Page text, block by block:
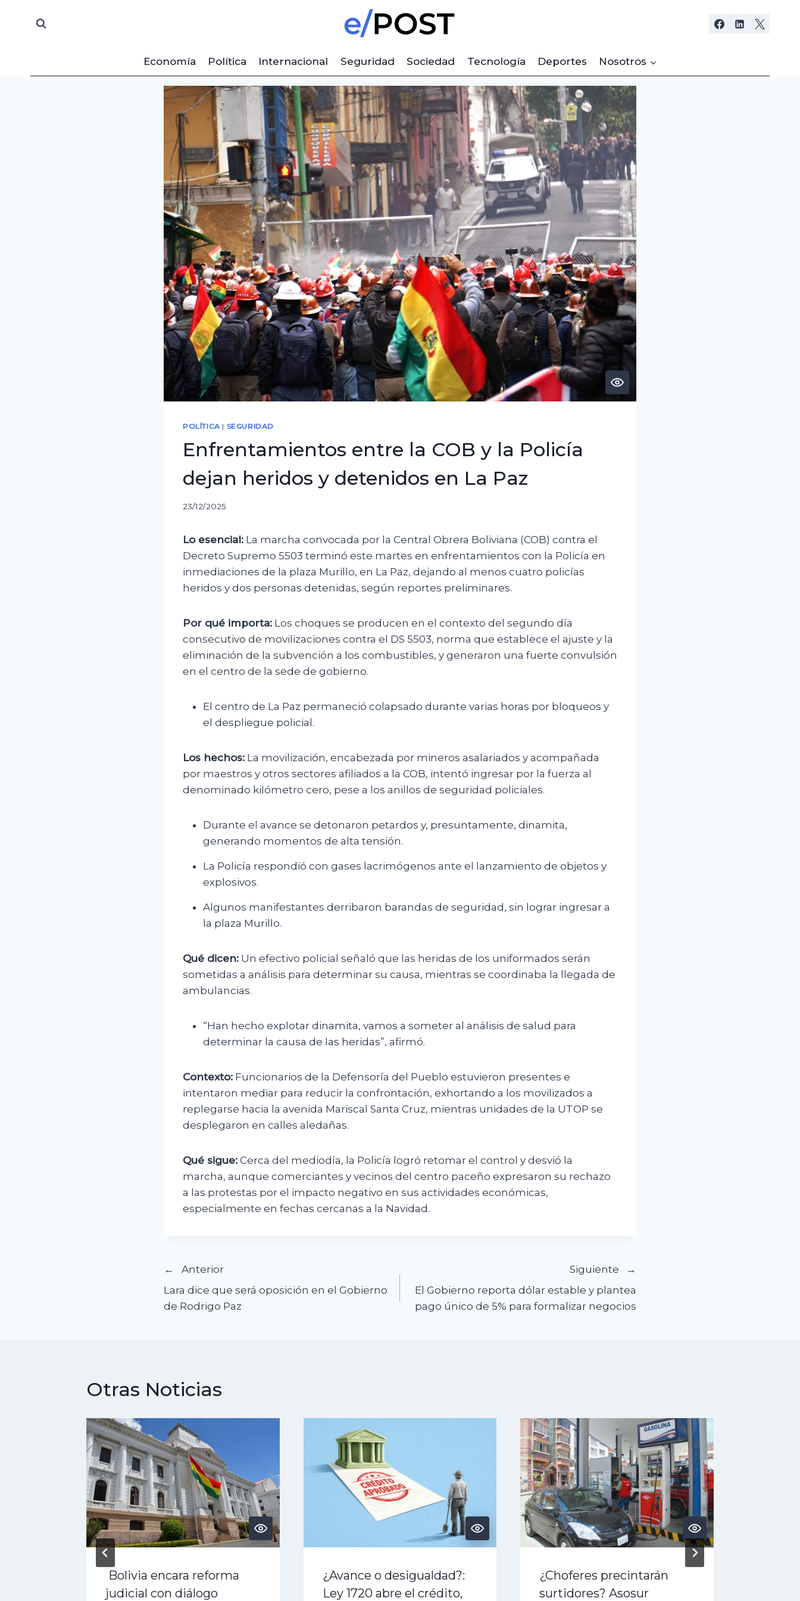
Economía
Política Internacional Seguridad Sociedad Tecnología Deportes Nosotros
POLÍTICA | SEGURIDAD
Enfrentamientos entre la COB y la Policía
dejan heridos y detenidos en La Paz
23/12/2025
Lo esencial: La marcha convocada por la Central Obrera Boliviana (COB) contra el
Decreto Supremo 5503 terminó este martes en enfrentamientos con la Policía en
inmediaciones de la plaza Murillo, en La Paz, dejando al menos cuatro policías
heridos y dos personas detenidas, según reportes preliminares.
Por qué importa: Los choques se producen en el contexto del segundo día
consecutivo de movilizaciones contra el DS 5503, norma que establece el ajuste y la
eliminación de la subvención a los combustibles, y generaron una fuerte convulsión
en el centro de la sede de gobierno.
El centro de La Paz permaneció colapsado durante varias horas por bloqueos y
el despliegue policial.
Los hechos: La movilización, encabezada por mineros asalariados y acompañada
por maestros y otros sectores afiliados a la COB, intentó ingresar por la fuerza al
denominado kilómetro cero, pese a los anillos de seguridad policiales.
Durante el avance se detonaron petardos y, presuntamente, dinamita,
generando momentos de alta tensión.
La Policía respondió con gases lacrimógenos ante el lanzamiento de objetos y
explosivos.
Algunos manifestantes derribaron barandas de seguridad, sin lograr ingresar a
la plaza Murillo.
Qué dicen: Un efectivo policial señaló que las heridas de los uniformados serán
sometidas a análisis para determinar su causa, mientras se coordinaba la llegada de
ambulancias.
“Han hecho explotar dinamita, vamos a someter al análisis de salud para
determinar la causa de las heridas”, afirmó.
Contexto: Funcionarios de la Defensoría del Pueblo estuvieron presentes e
intentaron mediar para reducir la confrontación, exhortando a los movilizados a
replegarse hacia la avenida Mariscal Santa Cruz, mientras unidades de la UTOP se
desplegaron en calles aledañas.
Qué sigue: Cerca del mediodía, la Policía logró retomar el control y desvió la
marcha, aunque comerciantes y vecinos del centro paceño expresaron su rechazo
a las protestas por el impacto negativo en sus actividades económicas,
especialmente en fechas cercanas a la Navidad.
Navegación
de
Anterior
Lara dice que será oposición en el Gobierno
de Rodrigo Paz
Siguiente
El Gobierno reporta dólar estable y plantea
pago único de 5% para formalizar negocios
Otras Noticias
Bolivia encara reforma
judicial con diálogo
¿Avance o desigualdad?:
Ley 1720 abre el crédito,
¿Choferes precintarán
surtidores? Asosur